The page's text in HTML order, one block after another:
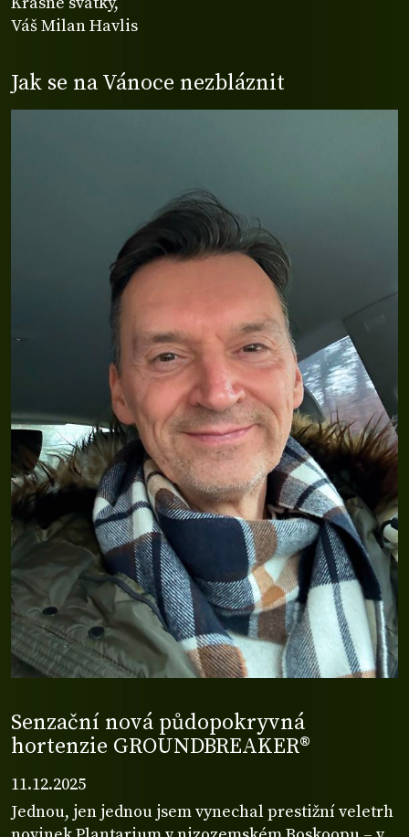
Váš Milan Havlis
Jak se na Vánoce nezbláznit
Senzační nová půdopokryvná
hortenzie GROUNDBREAKER®
11.12.2025
Jednou, jen jednou jsem vynechal prestižní veletrh